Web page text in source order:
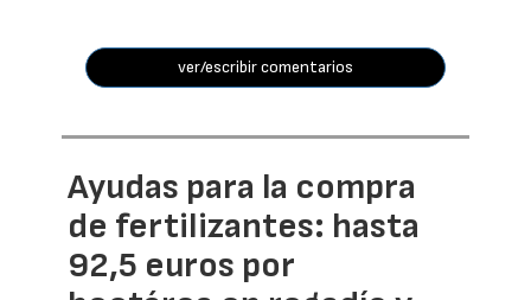
ver/escribir comentarios
Ayudas para la compra
de fertilizantes: hasta
92,5 euros por